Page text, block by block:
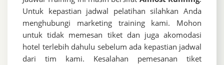
Untuk kepastian jadwal pelatihan silahkan Anda
menghubungi marketing training kami. Mohon
untuk tidak memesan tiket dan juga akomodasi
hotel terlebih dahulu sebelum ada kepastian jadwal
dari tim kami. Kesalahan pemesanan tiket